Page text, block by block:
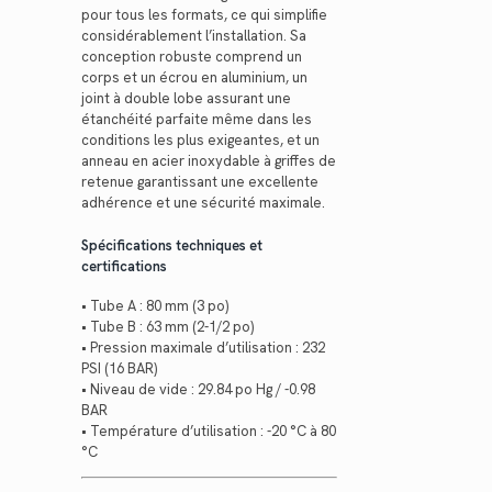
pour tous les formats, ce qui simplifie
considérablement l’installation. Sa
conception robuste comprend un
corps et un écrou en aluminium, un
joint à double lobe assurant une
étanchéité parfaite même dans les
conditions les plus exigeantes, et un
anneau en acier inoxydable à griffes de
retenue garantissant une excellente
adhérence et une sécurité maximale.
Spécifications techniques et
certifications
• Tube A : 80 mm (3 po)
• Tube B : 63 mm (2-1/2 po)
• Pression maximale d’utilisation : 232
PSI (16 BAR)
• Niveau de vide : 29.84 po Hg / -0.98
BAR
• Température d’utilisation : -20 °C à 80
°C